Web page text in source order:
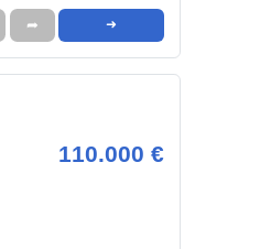
➦ ➜
110.000 €